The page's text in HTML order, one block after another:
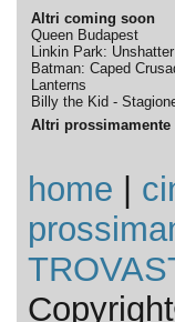
Altri coming soon
Queen Budapest
Linkin Park: Unshatter
Batman: Caped
Lanterns
Billy the Kid -
Altri prossimamente
home